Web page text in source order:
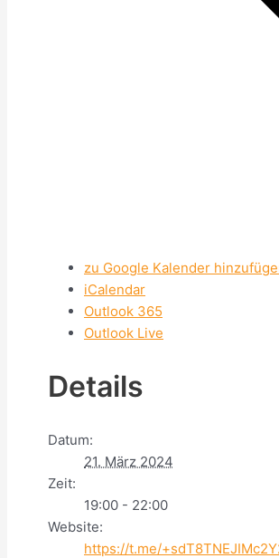
zu Google Kalender
iCalendar
Outlook 365
Outlook Live
Details
Datum:
21. März 2024
Zeit:
19:00 - 22:00
Website:
https://t.me/